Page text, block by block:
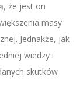
że jest on
masy
Jednakże, jak
wiedzy i
skutków